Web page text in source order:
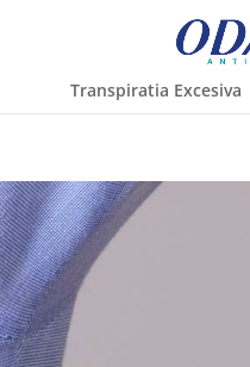
Transpiratia Excesiva